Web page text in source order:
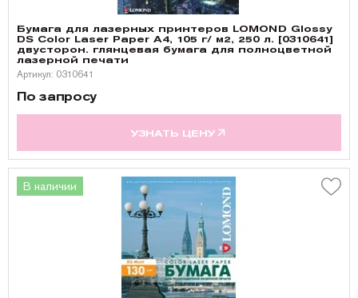
Бумага для лазерных принтеров LOMOND Glossy
DS Color Laser Paper A4, 105 г/ м2, 250 л. [0310641]
двусторон. глянцевая бумага для полноцветной
лазерной печати
Артикул: 0310641
По запросу
УЗНАТЬ ЦЕНУ
В наличии